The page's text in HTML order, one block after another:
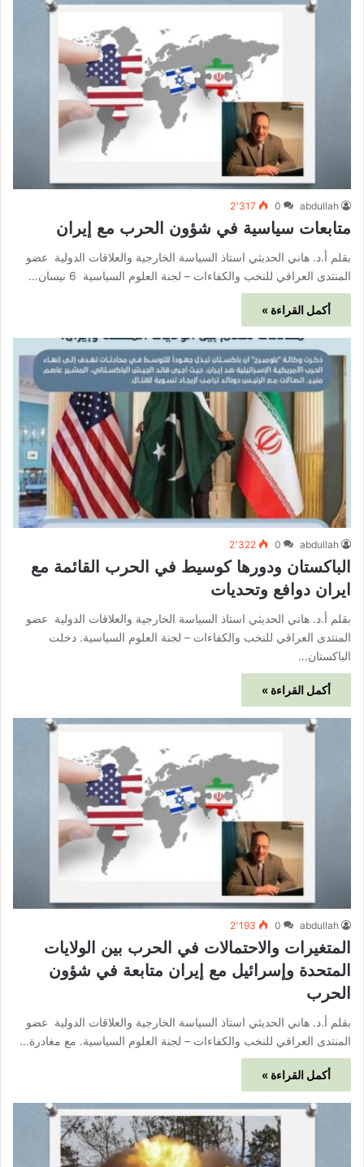
abdullah
0 2٬317
متابعات سياسية في شؤون الحرب مع إيران
بقلم أ.د. هاني الحديثي استاذ السياسة الخارجية والعلاقات الدولية عضو
المنتدى العراقي للنخب والكفاءات – لجنة العلوم السياسية 6 نيسان…
أكمل القراءة »
abdullah
0 2٬322
الباكستان ودورها كوسيط في الحرب القائمة مع
ايران دوافع وتحديات
بقلم أ.د. هاني الحديثي استاذ السياسة الخارجية والعلاقات الدولية عضو
المنتدى العراقي للنخب والكفاءات – لجنة العلوم السياسية. دخلت
الباكستان…
أكمل القراءة »
abdullah
0 2٬193
المتغيرات والاحتمالات في الحرب بين الولايات
المتحدة وإسرائيل مع إيران متابعة في شؤون
الحرب
بقلم أ.د. هاني الحديثي استاذ السياسة الخارجية والعلاقات الدولية عضو
المنتدى العراقي للنخب والكفاءات – لجنة العلوم السياسية. مع مغادرة…
أكمل القراءة »